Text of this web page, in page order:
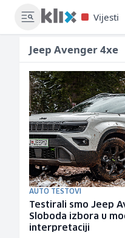
Vijesti
Jeep Avenger 4xe
AUTO TESTOVI
Testirali smo Jeep
Sloboda izbora u
interpretaciji